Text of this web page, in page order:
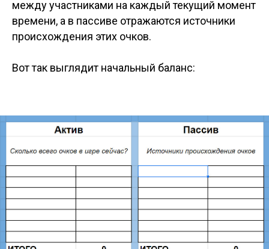
между участниками на каждый текущий момент
времени, а в пассиве отражаются источники
происхождения этих очков.
Вот так выглядит начальный баланс: